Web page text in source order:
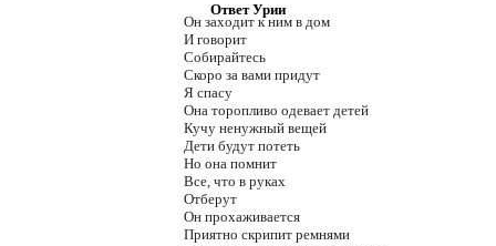
Ответ Урии
Он заходит к ним в дом
И говорит
Собирайтесь
Скоро за вами придут
Я спасу
Она торопливо одевает детей
Кучу ненужный вещей
Дети будут потеть
Но она помнит
Все, что в руках
Отберут
Он прохаживается
Приятно скрипит ремнями